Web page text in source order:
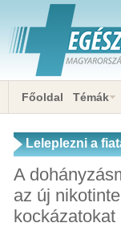
Főoldal Témák
Leleplezni a
A
az új
kockázatokat